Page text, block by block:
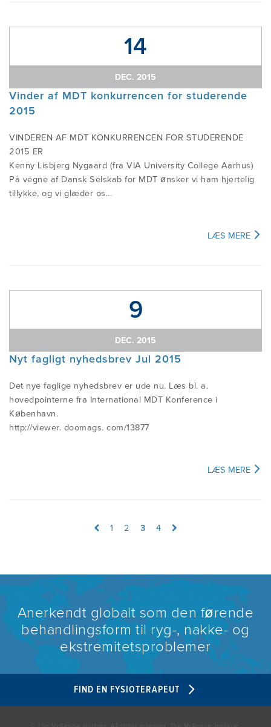
14
DEC. 2015
Vinder af MDT konkurrencen for studerende
2015
VINDEREN AF MDT KONKURRENCEN FOR STUDERENDE
2015 ER
Kenny Lisbjerg Nygaard (fra VIA University College Aarhus)
På vegne af Dansk Selskab for MDT ønsker vi ham hjertelig
tillykke, og vi glæder os...
LÆS MERE
9
DEC. 2015
Nyt fagligt nyhedsbrev Jul 2015
Det nye faglige nyhedsbrev er ude nu. Læs bl. a.
hovedpointerne fra International MDT Konference i
København.
http://viewer. doomags. com/13877
LÆS MERE
1 2 3 4
Anerkendt globalt som den førende
behandlingsform til ryg-, nakke- og
ekstremitetsproblemer
FIND EN FYSIOTERAPEUT
© The McKenzie Institute. All rights reserved. The McKenzie Institute,